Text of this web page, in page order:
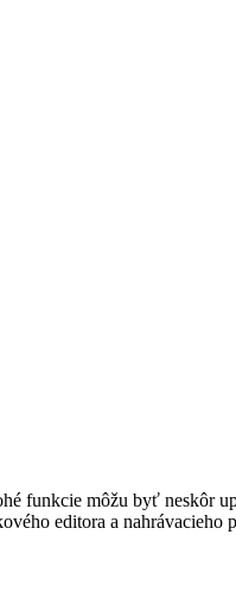
funkcie môžu byť neskôr
editora a nahrávacieho